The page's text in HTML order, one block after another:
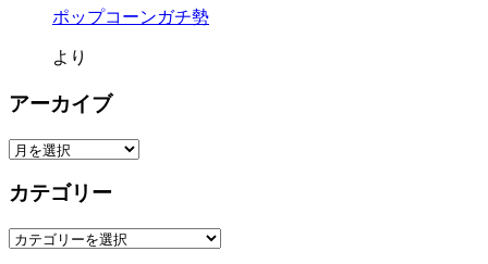
ポップコーンガチ勢
より
アーカイブ
ア
カ
ブ
カテゴリー
カ